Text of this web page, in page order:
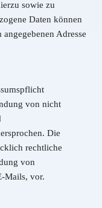
sowie zu
Daten können
Adresse
von nicht
Die
rechtliche
von
Mails, vor.